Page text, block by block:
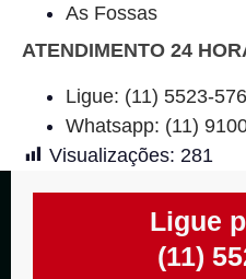
As Fossas
ATENDIMENTO 24
Ligue: (11) 5523-
Whatsapp: (11)
Visualizações: 281
Ligue
(11)